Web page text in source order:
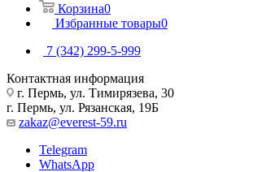
Корзина0
Избранные товары0
7 (342) 299-5-999
Контактная информация
г. Пермь, ул. Тимирязева, 30
г. Пермь, ул. Рязанская, 19Б
zakaz@everest-59.ru
Telegram
WhatsApp